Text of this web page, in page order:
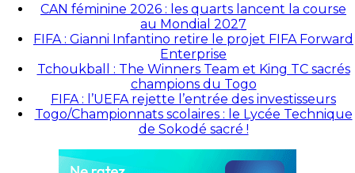
CAN féminine 2026 : les quarts lancent la course
au Mondial 2027
FIFA : Gianni Infantino retire le projet FIFA Forward
Enterprise
Tchoukball : The Winners Team et King TC sacrés
champions du Togo
FIFA : l’UEFA rejette l’entrée des investisseurs
Togo/Championnats scolaires : le Lycée Technique
de Sokodé sacré !